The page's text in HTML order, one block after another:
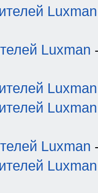
Luxman
Luxman
Luxman
Luxman
Luxman
Luxman